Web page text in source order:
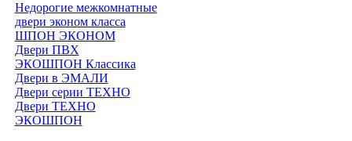
Недорогие межкомнатные
двери эконом класса
ШПОН ЭКОНОМ
Двери ПВХ
ЭКОШПОН Классика
Двери в ЭМАЛИ
Двери серии ТЕХНО
Двери ТЕХНО
ЭКОШПОН